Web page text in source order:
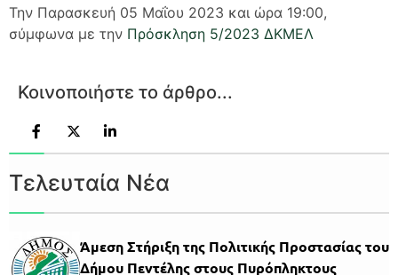
Την Παρασκευή 05 Μαΐου 2023 και ώρα 19:00,
σύμφωνα με την Πρόσκληση 5/2023 ΔΚΜΕΛ
Κοινοποιήστε το άρθρο...
Τελευταία Νέα
Άμεση Στήριξη της Πολιτικής Προστασίας του
Δήμου Πεντέλης στους Πυρόπληκτους